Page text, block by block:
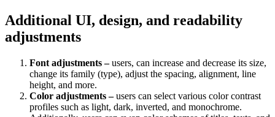
Additional UI, design, and readability
adjustments
Font adjustments –users, can increase and decrease its size,
change its family (type), adjust the spacing, alignment, line
height, and more.
Color adjustments –users can select various color contrast
profiles such as light, dark, inverted, and monochrome.